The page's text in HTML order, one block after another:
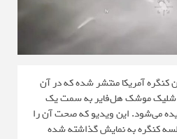
کنگره آمریکا منتشر شده که در آن
شلیک موشک هل‌فایر به سمت یک
می‌شود. این ویدیو که صحت آن را
کنگره به نمایش گذاشته شده